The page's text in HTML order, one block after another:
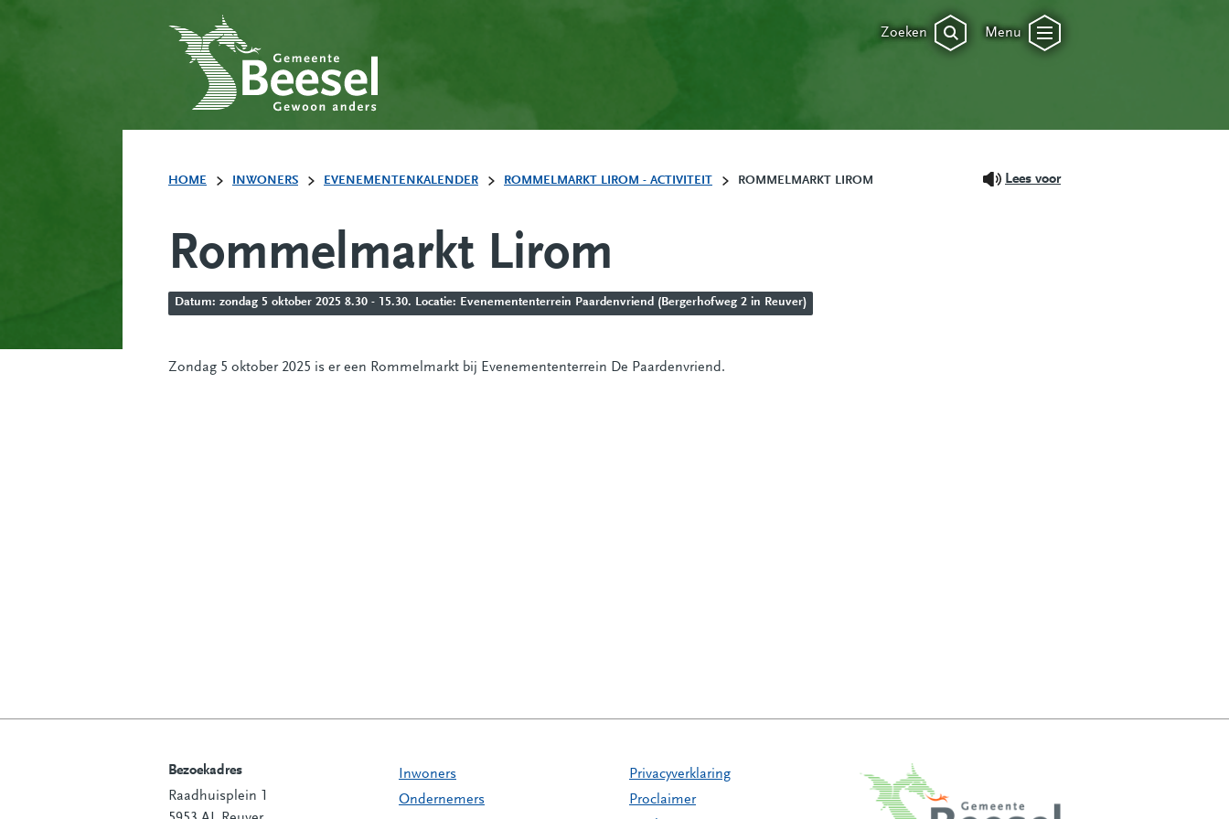
Zoeken Menu
HOME INWONERS EVENEMENTENKALENDER ROMMELMARKT LIROM - ACTIVITEIT ROMMELMARKT LIROM Lees voor
Rommelmarkt Lirom
Datum: zondag 5 oktober 2025 8.30 - 15.30. Locatie: Evenemententerrein Paardenvriend (Bergerhofweg 2 in Reuver)
Zondag 5 oktober 2025 is er een Rommelmarkt bij Evenemententerrein De Paardenvriend.
Contactinformatie
Bezoekadres
Raadhuisplein 1
Inwoners
Ondernemers
Privacyverklaring
Proclaimer